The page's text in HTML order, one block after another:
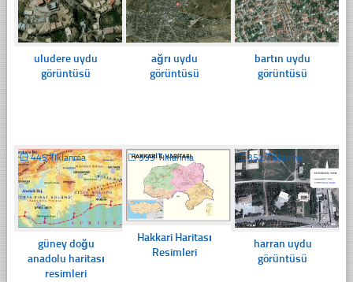
uludere uydu
görüntüsü
ağrı uydu
görüntüsü
bartın uydu
görüntüsü
☐445 Tıklanma
güney doğu
anadolu haritası
resimleri
☐333 Tıklanma
Hakkari Haritası
Resimleri
☐352 Tıklanma
harran uydu
görüntüsü